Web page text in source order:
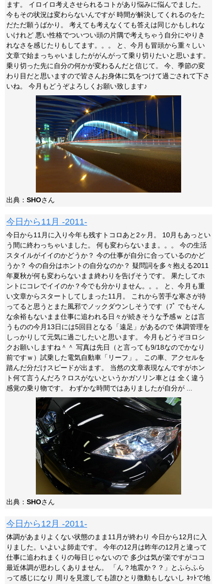
ます。 イロイロ考えさせられるコトがあり悩みに悩んでました。
今もその状況は変わらないんですが 時間が解決してくれるのをた
だただ願うばかり。 考えても考えなくても答えは同じかもしれな
いけれど 悪い性格でついつい頭の片隅で考えちゃう自分にやりき
れなさを感じたりもしてます。。。 と、今月も冒頭から重々しい
文章で始まっちゃいましたががんがって乗り切りたいと思います。
乗り切った先に自分の何かが変わるんだと信じて。 今、季節の変
わり目だと思いますので皆さんお身体に気をつけて過ごされて下さ
いね。 今月もどうぞよろしくお願い致します♪
出典： SHOさん
今日から11月 -2011-
今日から11月に入り今年も残すトコロあと2ヶ月。 10月もあっとい
う間に終わっちゃいました。 何も変わらないまま。。。 今の生活
スタイルがイイのかどうか？ 今の仕事が自分に合っているのかど
うか？ 今の自分はホントの自分なのか？ 疑問詞を多々抱える2011
年夏秋が何も変わらないまま終わりを告げそうです。 果たしてホ
ントにコレでイイのか？今でも分かりません。。。 と、今月も重
い文章からスタートしてしまった11月。 これから苦手な寒さが待
ってると思うとまた風邪でノックダウンしそうです（ﾌﾟ でもそん
な余裕もないまま仕事に追われる日々が続きそうな予感ｗ とは言
うものの今月13日には5回目となる「遠足」があるので 体調管理を
しっかりして元気に過ごしたいと思います。 今月もどうぞヨロシ
クお願いしますね＾＾ 写真は先日（と言っても9/18なのでかなり
前ですｗ）試乗した電気自動車「リーフ」。 この車、アクセルを
踏んだ分だけスピードが出ます。 当然の文章表現なんですがホン
ト何て言うんだろ？ロスがないというかガソリン車とは 全く違う
感覚の乗り物です。 わずかな時間ではありましたが自分が ...
出典： SHOさん
今日から12月 -2011-
体調があまりよくない状態のまま11月が終わり 今日から12月に入
りました。いよいよ師走です。 今年の12月は昨年の12月と違って
仕事に追われまくりの毎日じゃないので 多少は気が楽ですがココ
最近体調が思わしくありません。 「ん？地震か？？」とふらふら
って感じになり 周りを見渡しても誰ひとり微動もしないし ﾈｯﾄで地